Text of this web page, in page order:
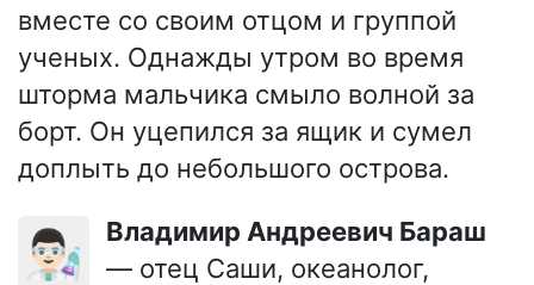
вместе со своим отцом и группой
ученых. Однажды утром во время
шторма мальчика смыло волной за
борт. Он уцепился за ящик и сумел
доплыть до небольшого острова.
👨🏻‍🔬
Владимир Андреевич Бараш
— отец Саши, океанолог,